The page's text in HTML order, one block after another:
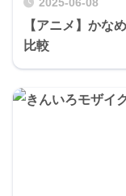
2025-06-08
【アニメ】かな
比較